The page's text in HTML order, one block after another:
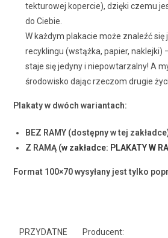
tekturowej kopercie), dzięki czemu
do Ciebie.
W każdym plakacie może znaleźć się
recyklingu (wstążka, papier, naklejki)
staje się jedyny i niepowtarzalny! A
środowisko dając rzeczom drugie
Plakaty w dwóch wariantach:
BEZ RAMY (dostępny w tej
Z RAMĄ (w zakładce: PLAKATY W
Format 100×70 wysyłany jest tylko
PRZYDATNE
Producent: